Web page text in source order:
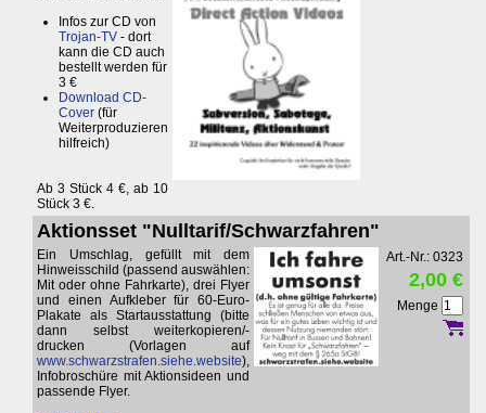
Infos zur CD von
Trojan-TV - dort
kann die CD auch
bestellt werden für
3 €
Download CD-
Cover (für
Weiterproduzieren
hilfreich)
Ab 3 Stück 4 €, ab 10
Stück 3 €.
Aktionsset "Nulltarif/Schwarzfahren"
Ein Umschlag, gefüllt mit dem
Hinweisschild (passend auswählen:
Mit oder ohne Fahrkarte), drei Flyer
und einen Aufkleber für 60-Euro-
Plakate als Startausstattung (bitte
dann selbst weiterkopieren/-
drucken (Vorlagen auf
www.schwarzstrafen.siehe.website),
Infobroschüre mit Aktionsideen und
passende Flyer.
Art.-Nr.: 0323
2,00 €
Menge